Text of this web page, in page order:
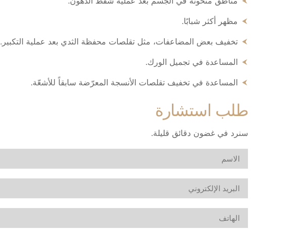
مظهر أكثر شبابًا.
تخفيف بعض المضاعفات، مثل تقلصات محفظة الثدي بعد عملية التكبير.
المساعدة في تجميل الورك.
المساعدة في تخفيف تقلصات الأنسجة المعرّضة سابقاً للأشعّة.
طلب استشارة
سنرد في غضون دقائق قليلة.